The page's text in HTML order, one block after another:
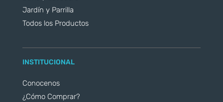
Jardín y Parrilla
Todos los Productos
INSTITUCIONAL
Conocenos
¿Cómo Comprar?